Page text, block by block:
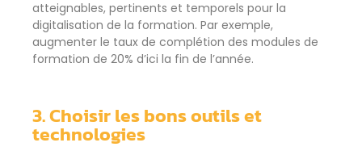
atteignables, pertinents et temporels pour la
digitalisation de la formation. Par exemple,
augmenter le taux de complétion des modules de
formation de 20% d’ici la fin de l’année.
3. Choisir les bons outils et
technologies